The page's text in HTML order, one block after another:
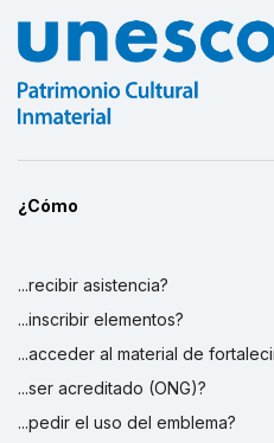
¿Cómo
...recibir asistencia?
...inscribir elementos?
...acceder al material de
...ser acreditado (ONG)?
...pedir el uso del emblema?